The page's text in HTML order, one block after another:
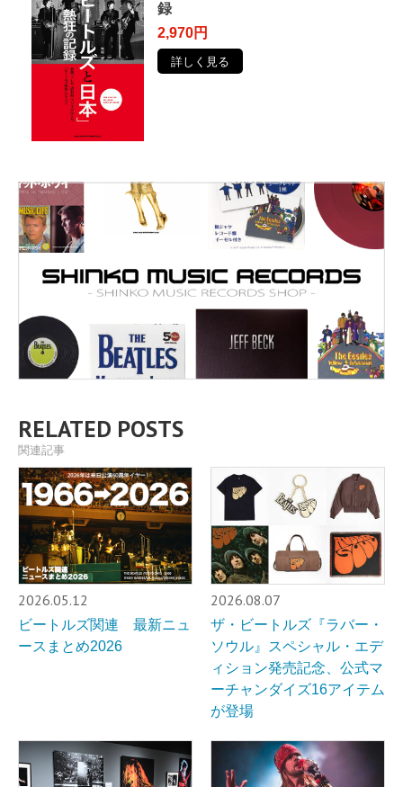
録
2,970円
詳しく見る
RELATED POSTS
関連記事
2026.05.12
ビートルズ関連 最新ニュ
ースまとめ2026
2026.08.07
ザ・ビートルズ『ラバー・
ソウル』スペシャル・エデ
ィション発売記念、公式マ
ーチャンダイズ16アイテム
が登場